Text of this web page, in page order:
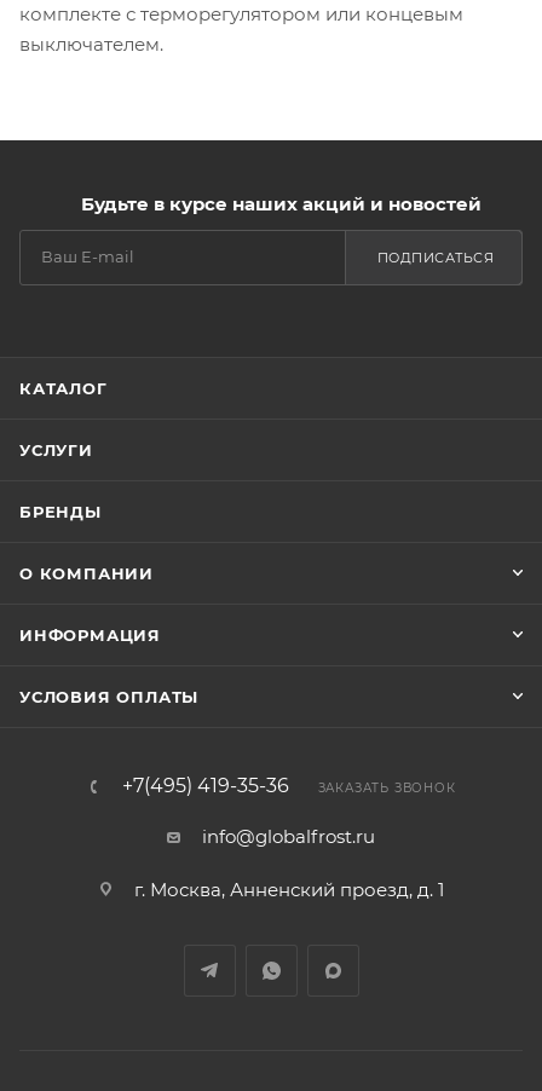
комплекте с терморегулятором или концевым
выключателем.
Будьте в курсе наших акций и новостей
ПОДПИСАТЬСЯ
КАТАЛОГ
УСЛУГИ
БРЕНДЫ
О КОМПАНИИ
ИНФОРМАЦИЯ
УСЛОВИЯ ОПЛАТЫ
+7(495) 419-35-36 ЗАКАЗАТЬ ЗВОНОК
info@globalfrost.ru
г. Москва, Анненский проезд, д. 1